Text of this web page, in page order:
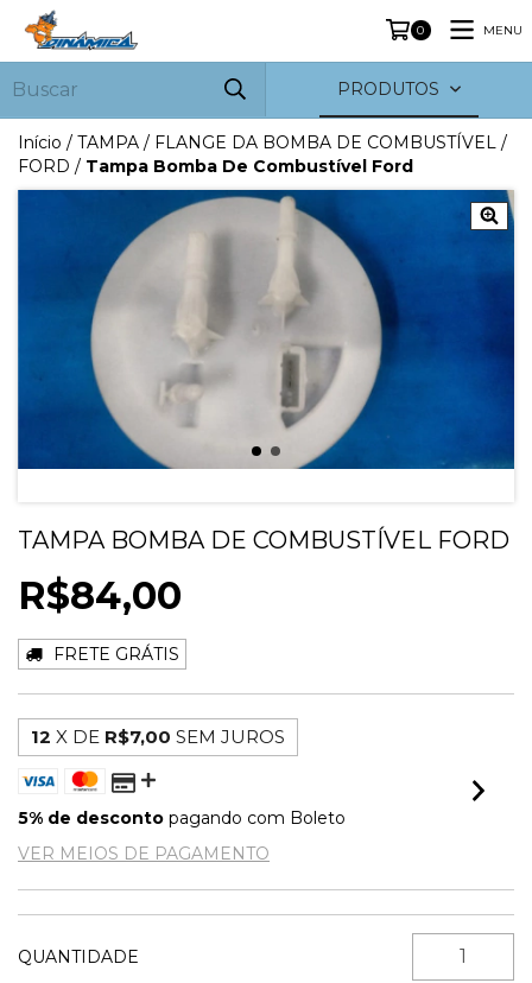
0 MENU
PRODUTOS
Início / TAMPA / FLANGE DA BOMBA DE COMBUSTÍVEL /
FORD / Tampa Bomba De Combustível Ford
TAMPA BOMBA DE COMBUSTÍVEL FORD
R$84,00
FRETE GRÁTIS
12 X DE R$7,00 SEM JUROS
5% de desconto pagando com Boleto
VER MEIOS DE PAGAMENTO
QUANTIDADE